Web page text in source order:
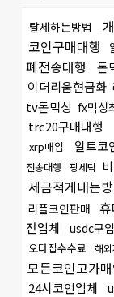
탈세하는방법
코인구매대행
폐전송대행
돈
이더리움현금화
tv돈믹싱 fx믹싱
trc20구매대행
xrp매입 알트코
전송대행
핑세탁
세금적게내는
리플코인판매
전업체
usdc구
오다집수수료 해
모든코인고가
24시코인업체